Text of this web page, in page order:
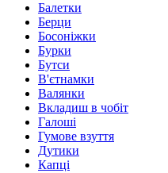
Балетки
Берци
Босоніжки
Бурки
Бутси
В'єтнамки
Валянки
Вкладиш в чобіт
Галоші
Гумове взуття
Дутики
Капці